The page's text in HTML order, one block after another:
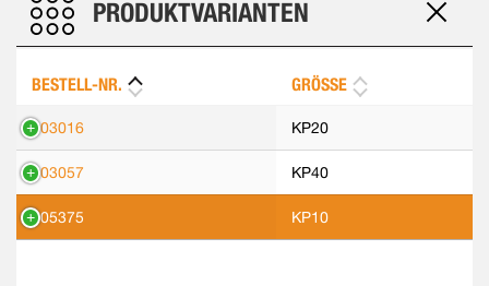
PRODUKTVARIANTEN
BESTELL-NR. GRÖSSE
303016 KP20
303057 KP40
305375 KP10